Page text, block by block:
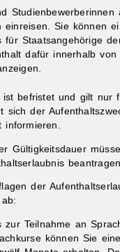
Studienbewerberinnen
einreisen. Sie können
für Staatsangehörige
dafür innerhalb
ist befristet und gilt nur
sich der
Gültigkeitsdauer
beantragen.
der
zur Teilnahme an
können Sie